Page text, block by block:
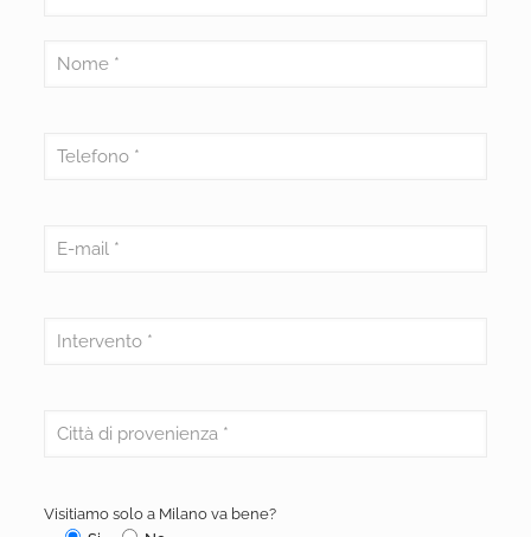
Visitiamo solo a Milano va bene?